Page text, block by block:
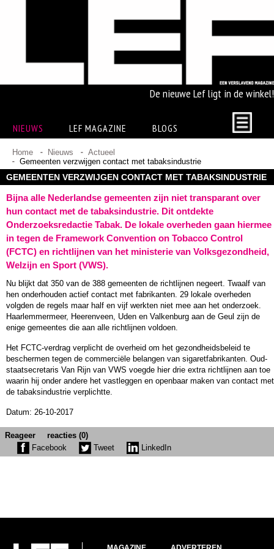
De nieuwe Lef ligt in de winkel!
NIEUWS LEF MAGAZINE BLOGS
Home Nieuws
Actueel
Gemeenten verzwijgen contact met tabaksindustrie
GEMEENTEN VERZWIJGEN CONTACT MET TABAKSINDUSTRIE
Bijna alle Nederlandse gemeenten zijn niet transparant over
hun contact met de tabaksindustrie. Dit ontdekte
Onderzoeksredactie Tabak. De lokale overheden gaan hiermee
in tegen de Framework Convention on Tobacco Control
(FCTC) en richtlijnen van het ministerie van Volksgezondheid,
Welzijn en Sport (VWS).
Nu blijkt dat 350 van de 388 gemeenten de richtlijnen negeert. Twaalf van
hen onderhouden actief contact met fabrikanten. 29 lokale overheden
volgden de regels maar half en vijf werkten niet mee aan het onderzoek.
Haarlemmermeer, Heerenveen, Uden en Valkenburg aan de Geul zijn de
enige gemeentes die aan alle richtlijnen voldoen.
Het FCTC-verdrag verplicht de overheid om het gezondheidsbeleid te
beschermen tegen de commerciële belangen van sigaretfabrikanten. Oud-
staatsecretaris Van Rijn van VWS voegde hier drie extra richtlijnen aan toe
waarin hij onder andere het vastleggen en openbaar maken van contact met
de tabaksindustrie verplichtte.
Datum: 26-10-2017
Reageer
reacties (0)
Facebook
Tweet LinkedIn